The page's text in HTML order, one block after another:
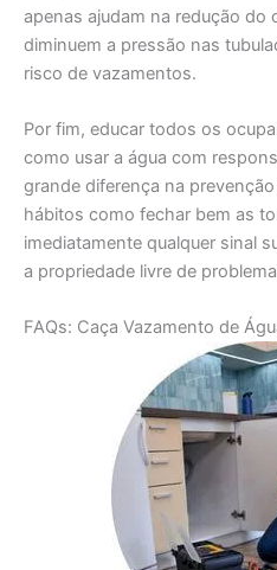
apenas ajudam na redução do
diminuem a pressão nas
risco de vazamentos.
Por fim, educar todos os
como usar a água com
grande diferença na
hábitos como fechar bem as
imediatamente qualquer sinal
a propriedade livre de
FAQs: Caça Vazamento de